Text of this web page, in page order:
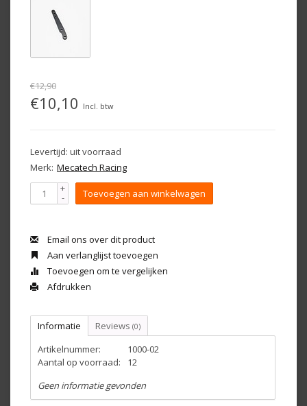
€12,90
€10,10 Incl. btw
Levertijd: uit voorraad
Merk: Mecatech Racing
+
- Toevoegen aan winkelwagen
Email ons over dit product
Aan verlanglijst toevoegen
Toevoegen om te vergelijken
Afdrukken
Informatie Reviews (0)
Artikelnummer:
1000-02
Aantal op voorraad:
12
Geen informatie gevonden